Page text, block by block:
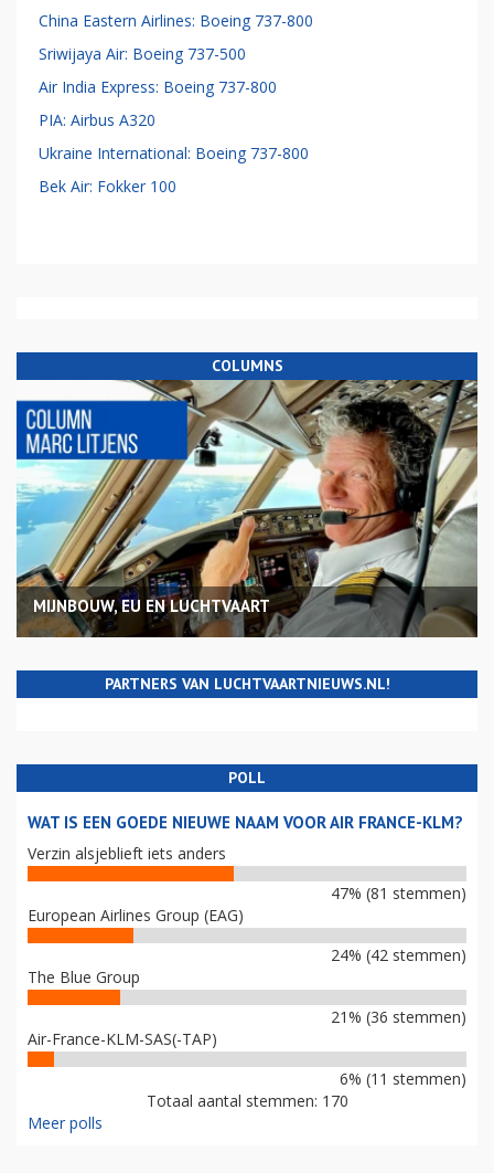
China Eastern Airlines: Boeing 737-800
Sriwijaya Air: Boeing 737-500
Air India Express: Boeing 737-800
PIA: Airbus A320
Ukraine International: Boeing 737-800
Bek Air: Fokker 100
COLUMNS
MIJNBOUW, EU EN LUCHTVAART
PARTNERS VAN LUCHTVAARTNIEUWS.NL!
POLL
WAT IS EEN GOEDE NIEUWE NAAM VOOR AIR FRANCE-KLM?
Verzin alsjeblieft iets anders
47% (81 stemmen)
European Airlines Group (EAG)
24% (42 stemmen)
The Blue Group
21% (36 stemmen)
Air-France-KLM-SAS(-TAP)
6% (11 stemmen)
Totaal aantal stemmen: 170
Meer polls